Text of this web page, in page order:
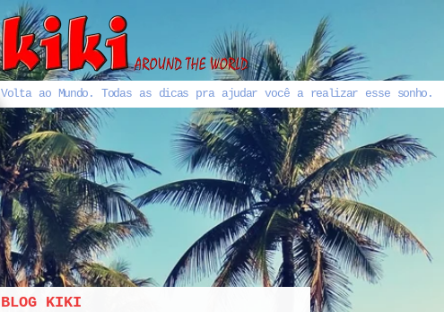
Volta ao Mundo. Todas as dicas pra ajudar você a realizar esse sonho.
BLOG KIKI